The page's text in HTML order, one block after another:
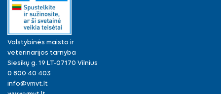
Valstybinės maisto ir
veterinarijos tarnyba
Siesikų g. 19 LT-07170 Vilnius
0 800 40 403
info@vmvt.lt